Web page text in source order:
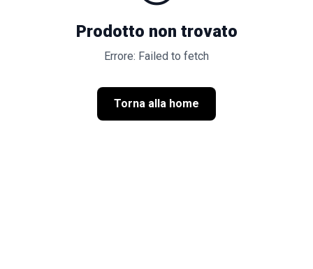
Prodotto non trovato
Errore: Failed to fetch
Torna alla home